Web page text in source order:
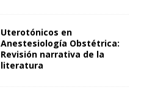
Uterotónicos en
Anestesiología Obstétrica:
Revisión narrativa de la
literatura